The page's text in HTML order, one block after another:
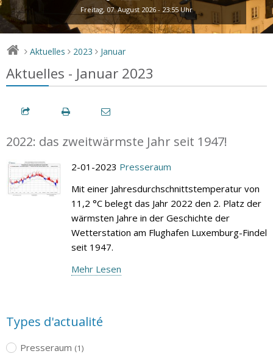
Freitag, 07. August 2026 - 23:55 Uhr
> Aktuelles > 2023 > Januar
Aktuelles - Januar 2023
2022: das zweitwärmste Jahr seit 1947!
2-01-2023 Presseraum
Mit einer Jahresdurchschnittstemperatur von
11,2 °C belegt das Jahr 2022 den 2. Platz der
wärmsten Jahre in der Geschichte der
Wetterstation am Flughafen Luxemburg-Findel
seit 1947.
Mehr Lesen
Types d'actualité
Presseraum (1)